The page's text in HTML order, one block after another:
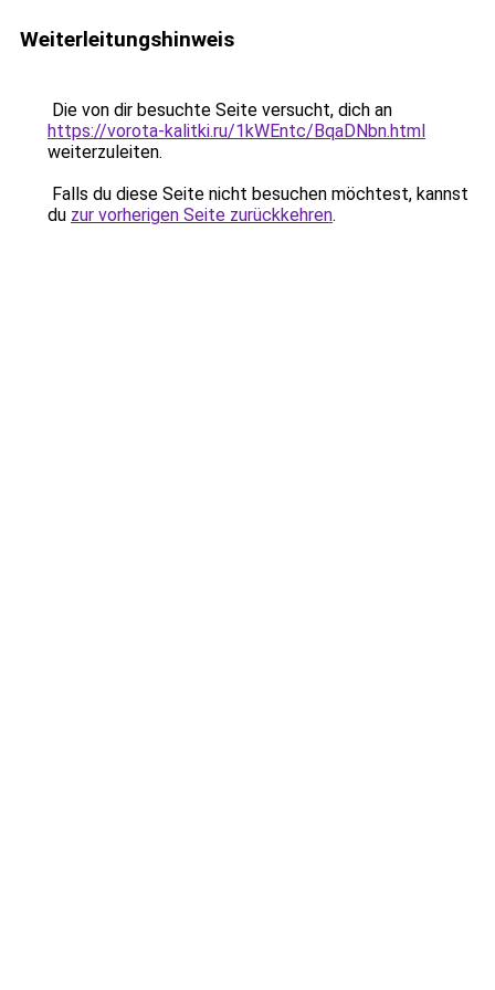
Weiterleitungshinweis
Die von dir besuchte Seite versucht, dich an
https://vorota-kalitki.ru/1kWEntc/BqaDNbn.html
weiterzuleiten.
Falls du diese Seite nicht besuchen möchtest, kannst
du zur vorherigen Seite zurückkehren.